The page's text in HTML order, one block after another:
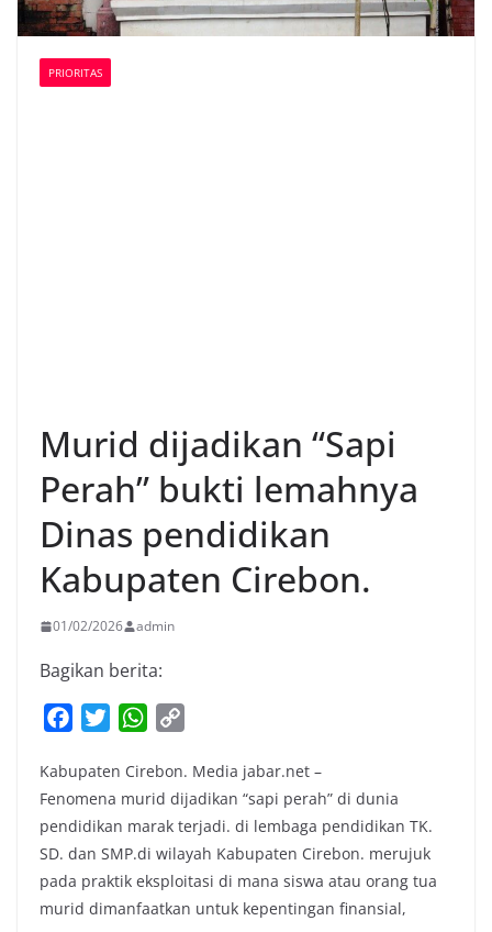
PRIORITAS
Murid dijadikan “Sapi
Perah” bukti lemahnya
Dinas pendidikan
Kabupaten Cirebon.
01/02/2026 admin
Bagikan berita:
c
e
b
o
o
k
i
t
t
e
r
W
a
t
s
A
p
p
p
y
L
i
n
k
Kabupaten Cirebon. Media jabar.net –
Fenomena murid dijadikan “sapi perah” di dunia
pendidikan marak terjadi. di lembaga pendidikan TK.
SD. dan SMP.di wilayah Kabupaten Cirebon. merujuk
pada praktik eksploitasi di mana siswa atau orang tua
murid dimanfaatkan untuk kepentingan finansial,